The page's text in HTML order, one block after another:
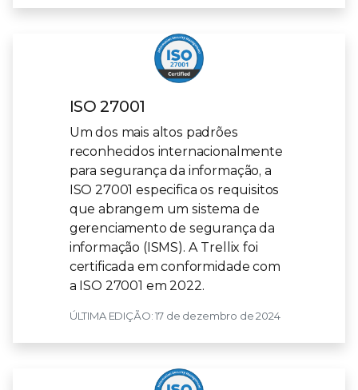
ISO 27001
Um dos mais altos padrões
reconhecidos internacionalmente
para segurança da informação, a
ISO 27001 especifica os requisitos
que abrangem um sistema de
gerenciamento de segurança da
informação (ISMS). A Trellix foi
certificada em conformidade com
a ISO 27001 em 2022.
ÚLTIMA EDIÇÃO: 17 de dezembro de 2024